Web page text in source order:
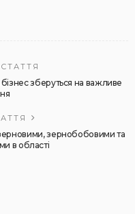
зберуться на важливе
зернобобовими та
в області